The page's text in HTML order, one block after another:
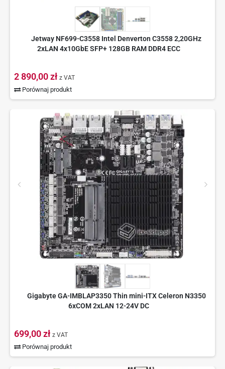
Jetway NF699-C3558 Intel Denverton C3558 2,20GHz
2xLAN 4x10GbE SFP+ 128GB RAM DDR4 ECC
2 890,00 zł z VAT
Porównaj produkt
Gigabyte GA-IMBLAP3350 Thin mini-ITX Celeron N3350
6xCOM 2xLAN 12-24V DC
699,00 zł z VAT
Porównaj produkt